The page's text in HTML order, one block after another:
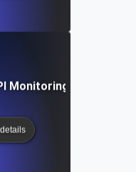
Monitoring, Testing,